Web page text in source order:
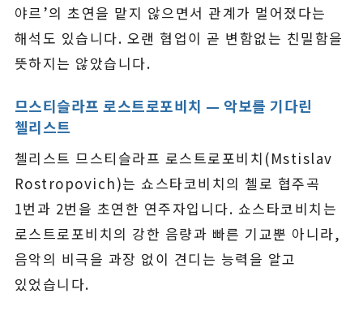
야르’의 초연을 맡지 않으면서 관계가 멀어졌다는
해석도 있습니다. 오랜 협업이 곧 변함없는 친밀함을
뜻하지는 않았습니다.
므스티슬라프 로스트로포비치 — 악보를 기다린
첼리스트
첼리스트 므스티슬라프 로스트로포비치(Mstislav
Rostropovich)는 쇼스타코비치의 첼로 협주곡
1번과 2번을 초연한 연주자입니다. 쇼스타코비치는
로스트로포비치의 강한 음량과 빠른 기교뿐 아니라,
음악의 비극을 과장 없이 견디는 능력을 알고
있었습니다.